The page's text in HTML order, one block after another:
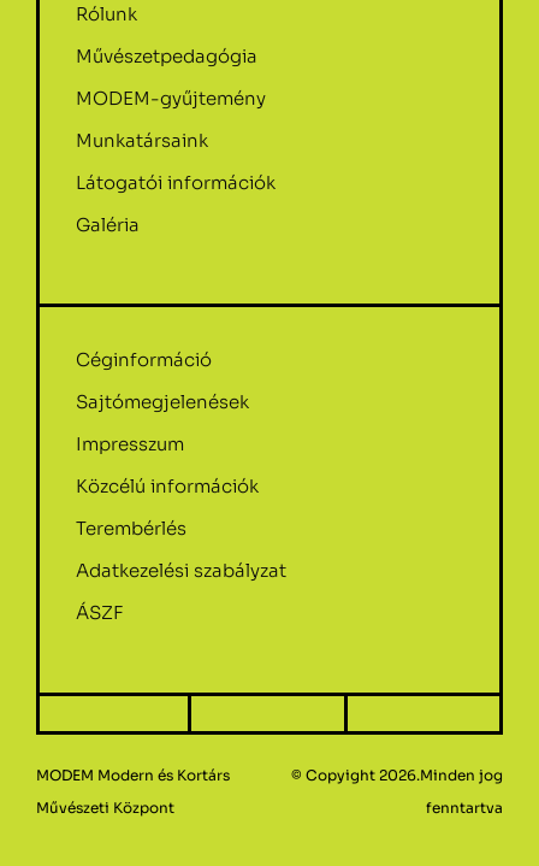
Rólunk
Művészetpedagógia
MODEM-gyűjtemény
Munkatársaink
Látogatói információk
Galéria
Céginformáció
Sajtómegjelenések
Impresszum
Közcélú információk
Terembérlés
Adatkezelési szabályzat
ÁSZF
MODEM Modern és Kortárs
Művészeti Központ
© Copyight 2026.Minden jog
fenntartva